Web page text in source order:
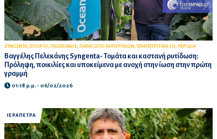
SYNGENTA, ΣΠΟΡΟΙ , ΠΕΛΕΚΑΝΗΣ, ΠΑΡΑΓΩΓΟΙ ΚΗΠΕΥΤΙΚΩΝ , ΙΕΡΑΠΕΤΡΙΤΙΚΗ ΓΗ , ΥΒΡΙΔΙΑ
Βαγγέλης Πελεκάνης Syngenta- Τομάτα και καστανή ρυτίδωση:
Πρόληψη, ποικιλίες και υποκείμενα με ανοχή στην ίωση στην πρώτη
γραμμή
01:18 μ.μ. - 06/02/2026
ΙΕΡΑΠΕΤΡΑ